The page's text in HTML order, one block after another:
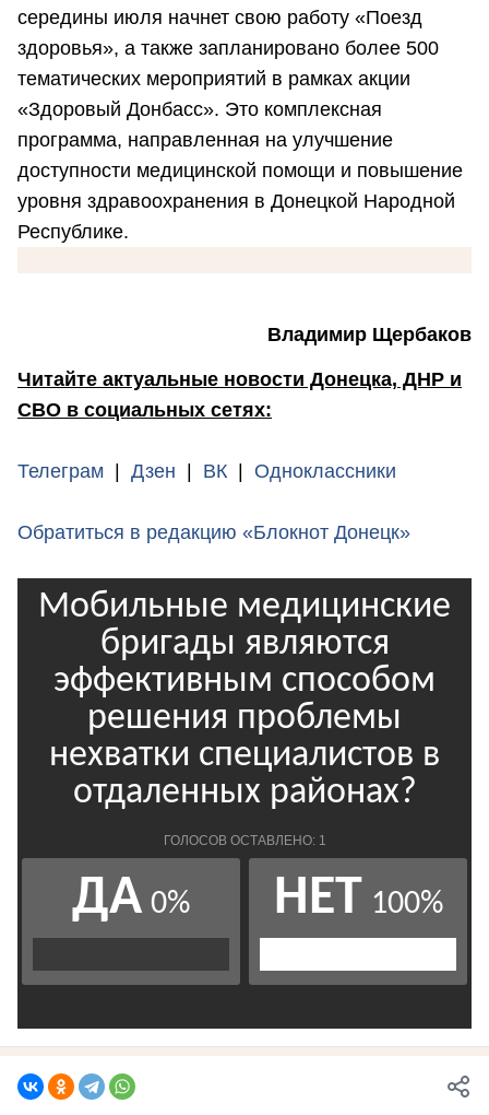
середины июля начнет свою работу «Поезд
здоровья», а также запланировано более 500
тематических мероприятий в рамках акции
«Здоровый Донбасс». Это комплексная
программа, направленная на улучшение
доступности медицинской помощи и повышение
уровня здравоохранения в Донецкой Народной
Республике.
Владимир Щербаков
Читайте актуальные новости Донецка, ДНР и
СВО в социальных сетях:
Телеграм | Дзен | ВК | Одноклассники
Обратиться в редакцию «Блокнот Донецк»